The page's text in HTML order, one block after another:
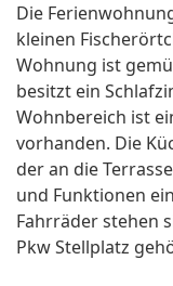
Die
kleinen
Wohnung ist
besitzt ein
Wohnbereich ist
vorhanden. Die
der an die
und Funktionen
Fahrräder stehen
Pkw Stellplatz